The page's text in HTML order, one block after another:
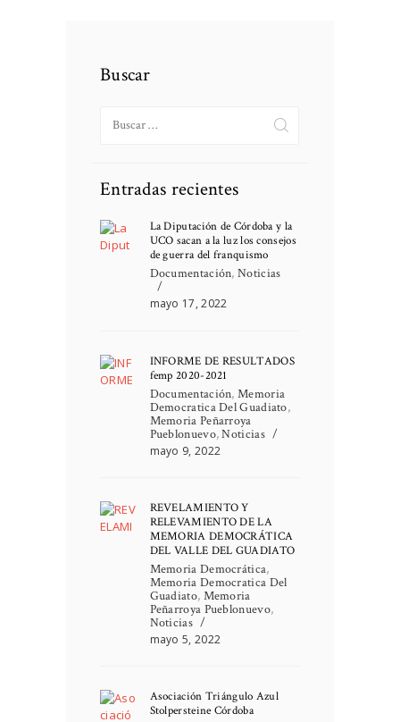
Buscar
Entradas recientes
La Diputación de Córdoba y la
UCO sacan a la luz los consejos
de guerra del franquismo
Documentación,Noticias
mayo 17, 2022
INFORME DE RESULTADOS
femp 2020-2021
Documentación,Memoria
Democratica Del Guadiato,
Memoria Peñarroya
Pueblonuevo,Noticias
mayo 9, 2022
REVELAMIENTO Y
RELEVAMIENTO DE LA
MEMORIA DEMOCRÁTICA
DEL VALLE DEL GUADIATO
Memoria Democrática,
Memoria Democratica Del
Guadiato, Memoria
Peñarroya Pueblonuevo,
Noticias
mayo 5, 2022
Asociación Triángulo Azul
Stolpersteine Córdoba